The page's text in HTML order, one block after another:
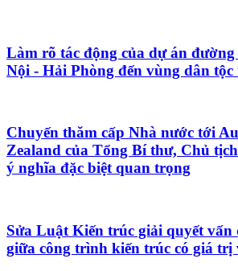
Làm rõ tác động của dự án
Nội - Hải Phòng đến vùng dân tộc
Chuyến thăm cấp Nhà nước tới
Zealand của Tổng Bí thư, Chủ
ý nghĩa đặc biệt quan trọng
Sửa Luật Kiến trúc giải quyết vấn
giữa công trình kiến trúc có giá trị